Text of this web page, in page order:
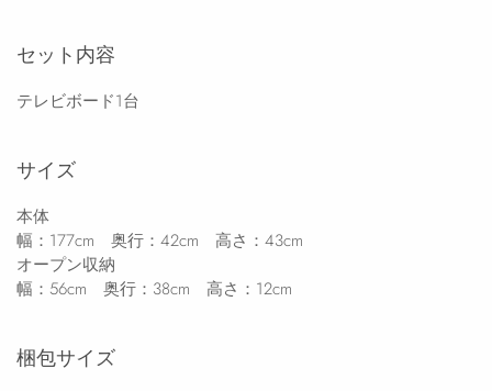
セット内容
テレビボード1台
サイズ
本体
幅：177cm 奥行：42cm 高さ：43cm
オープン収納
幅：56cm 奥行：38cm 高さ：12cm
梱包サイズ